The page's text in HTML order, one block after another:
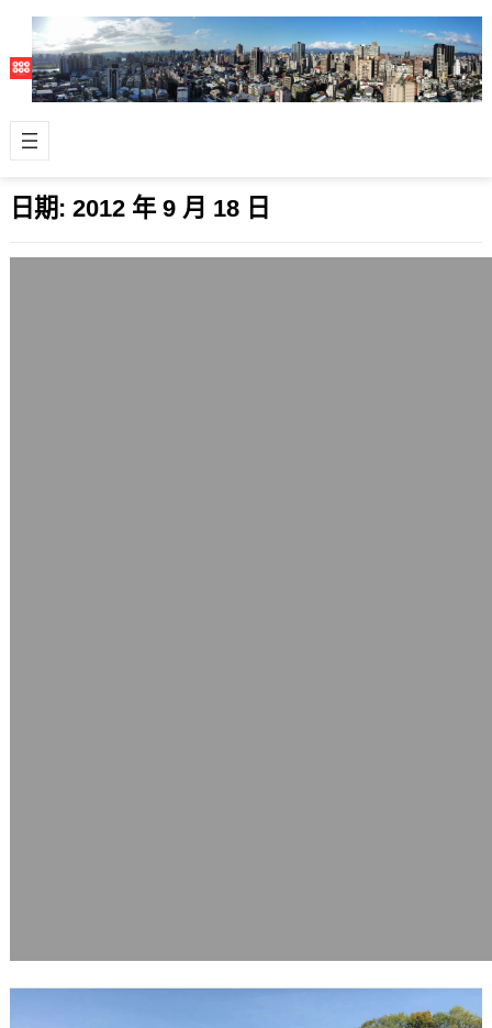
日期: 2012 年 9 月 18 日